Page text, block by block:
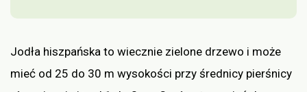
Jodła hiszpańska to wiecznie zielone drzewo i może
mieć od 25 do 30 m wysokości przy średnicy pierśnicy